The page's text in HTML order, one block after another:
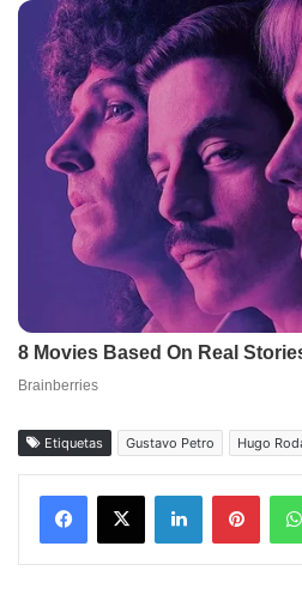
Etiquetas Gustavo Petro Hugo
Facebook
X LinkedIn